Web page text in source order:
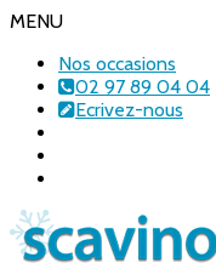
MENU
Nos occasions
02 97 89 04 04
Ecrivez-nous